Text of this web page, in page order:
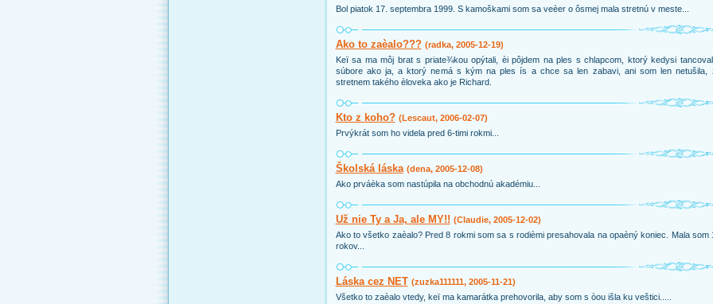
Bol piatok 17. septembra 1999. S kamoškami som sa veèer o ôsmej mala stretnú v meste...
Ako to zaèalo??? (radka, 2005-12-19)
Keï sa ma môj brat s priate¾kou opýtali, èi pôjdem na ples s chlapcom, ktorý kedysi
súbore ako ja, a ktorý nemá s kým na ples ís a chce sa len zabavi, ani som len netušila,
stretnem takého èloveka ako je Richard.
Kto z koho? (Lescaut, 2006-02-07)
Prvýkrát som ho videla pred 6-timi rokmi...
Školská láska (dena, 2005-12-08)
Ako prváèka som nastúpila na obchodnú akadémiu...
Už nie Ty a Ja, ale MY!! (Claudie, 2005-12-02)
Ako to všetko zaèalo? Pred 8 rokmi som sa s rodièmi presahovala na opaèný koniec. Mala som
rokov...
Láska cez NET (zuzka111111, 2005-11-21)
Všetko to zaèalo vtedy, keï ma kamarátka prehovorila, aby som s òou išla ku veštici.....